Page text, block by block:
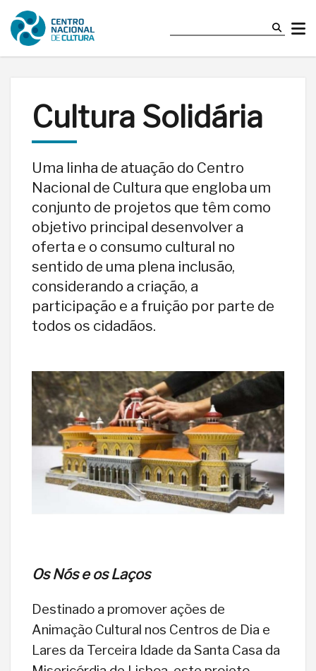
Cultura Solidária
Uma linha de atuação do Centro
Nacional de Cultura que engloba um
conjunto de projetos que têm como
objetivo principal desenvolver a
oferta e o consumo cultural no
sentido de uma plena inclusão,
considerando a criação, a
participação e a fruição por parte de
todos os cidadãos.
Os Nós e os Laços
Destinado a promover ações de
Animação Cultural nos Centros de Dia e
Lares da Terceira Idade da Santa Casa da